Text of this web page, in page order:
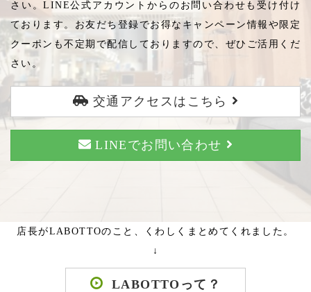
さい。LINE公式アカウントからのお問い合わせも受け付け
ております。お友だち登録でお得なキャンペーン情報や限定
クーポンも不定期で配信しておりますので、ぜひご活用くだ
さい。
交通アクセスはこちら
LINEでお問い合わせ
店長がLABOTTOのこと、くわしくまとめてくれました。
↓
LABOTTOって？